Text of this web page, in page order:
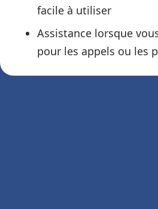
facile à utiliser
Assistance lorsque
pour les appels ou les